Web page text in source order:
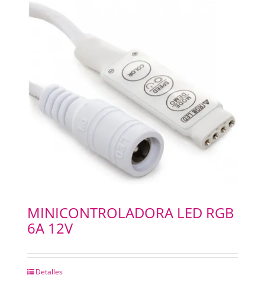
MINICONTROLADORA LED RGB
6A 12V
Detalles